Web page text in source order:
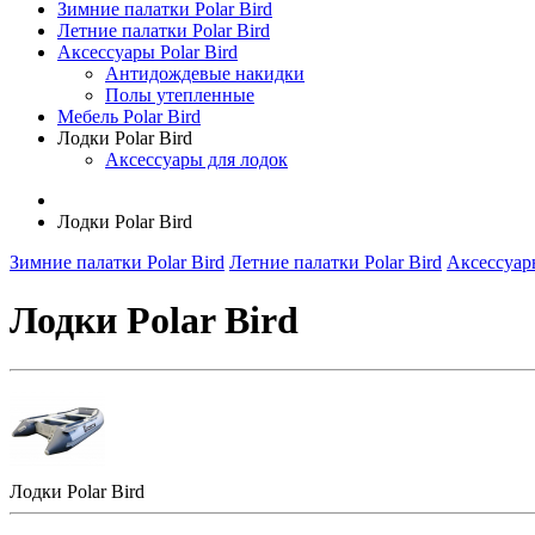
Зимние палатки Polar Bird
Летние палатки Polar Bird
Аксессуары Polar Bird
Антидождевые накидки
Полы утепленные
Мебель Polar Bird
Лодки Polar Bird
Аксессуары для лодок
Лодки Polar Bird
Зимние палатки Polar Bird Летние палатки Polar Bird
Лодки Polar Bird
Лодки Polar Bird